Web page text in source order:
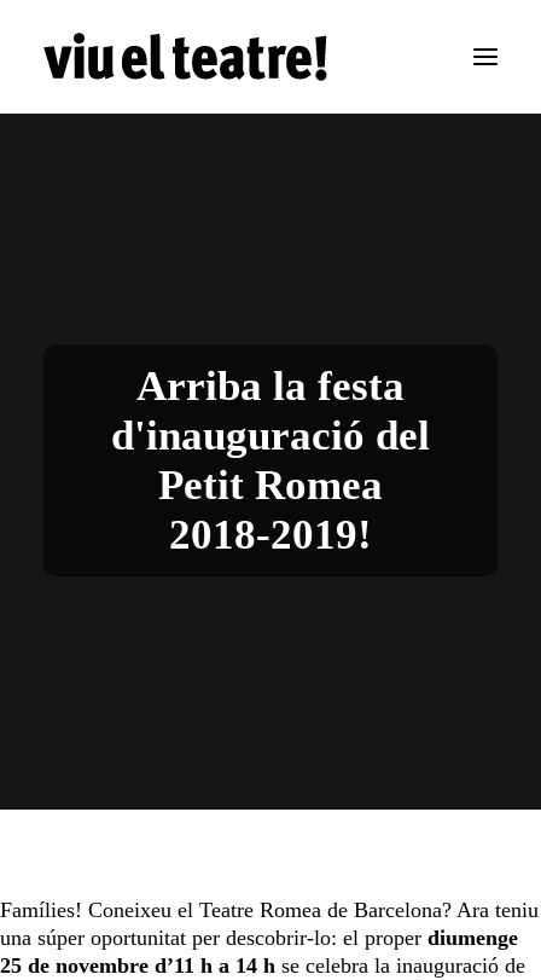
Arriba la festa
d'inauguració del
Petit Romea
2018-2019!
Famílies! Coneixeu el Teatre Romea de Barcelona? Ara teniu
una súper oportunitat per descobrir-lo: el proper diumenge
25 de novembre d’11 h a 14 h se celebra la inauguració de